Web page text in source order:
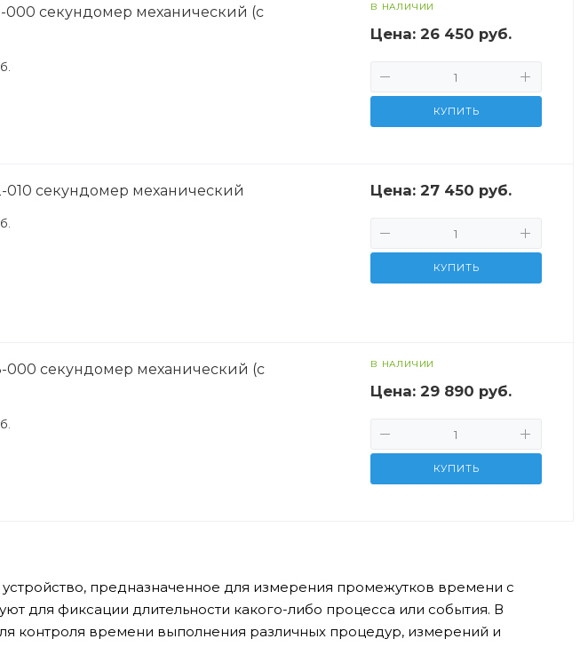
секундомер механический (с
В НАЛИЧИИ
Цена: 26 450 руб.
КУПИТЬ
секундомер механический Цена: 27 450 руб.
КУПИТЬ
секундомер механический (с
В НАЛИЧИИ
Цена: 29 890 руб.
КУПИТЬ
предназначенное для измерения промежутков времени с
для фиксации длительности какого-либо процесса или события. В
контроля времени выполнения различных процедур, измерений и